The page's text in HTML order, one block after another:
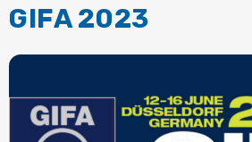
GIFA 2023